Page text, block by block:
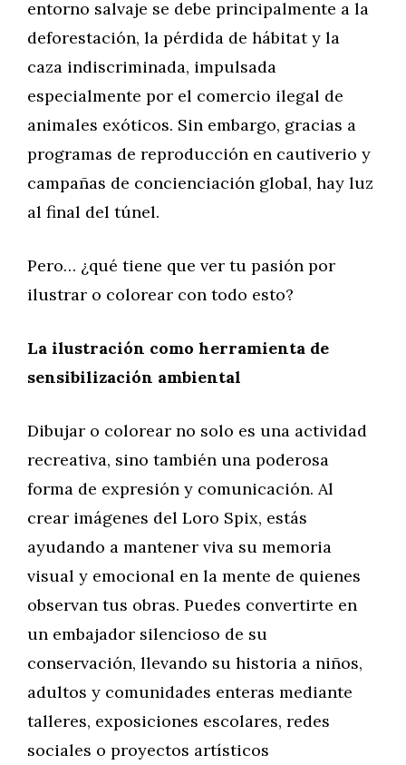
entorno salvaje se debe principalmente a la
deforestación, la pérdida de hábitat y la
caza indiscriminada, impulsada
especialmente por el comercio ilegal de
animales exóticos. Sin embargo, gracias a
programas de reproducción en cautiverio y
campañas de concienciación global, hay luz
al final del túnel.
Pero… ¿qué tiene que ver tu pasión por
ilustrar o colorear con todo esto?
La ilustración como herramienta de
sensibilización ambiental
Dibujar o colorear no solo es una actividad
recreativa, sino también una poderosa
forma de expresión y comunicación. Al
crear imágenes del Loro Spix, estás
ayudando a mantener viva su memoria
visual y emocional en la mente de quienes
observan tus obras. Puedes convertirte en
un embajador silencioso de su
conservación, llevando su historia a niños,
adultos y comunidades enteras mediante
talleres, exposiciones escolares, redes
sociales o proyectos artísticos